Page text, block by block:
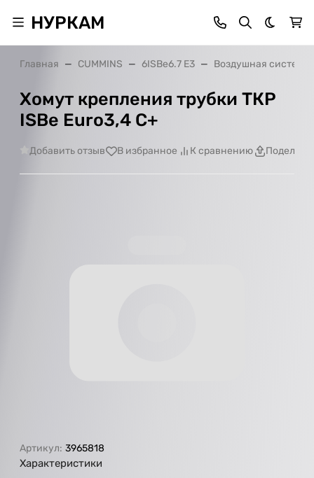
НУРКАМ Темная
Главная CUMMINS 6ISBe6.7 E3 Воздушная система
Хомут крепления трубки ТКР
ISBe Euro3,4 С+
Добавить отзыв В избранное К сравнению
Артикул: 3965818
Характеристики